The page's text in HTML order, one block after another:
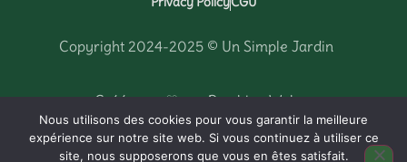
Copyright 2024-2025 © Un Simple Jardin
• Créé avec ♡ par Pershing Web •
Nous utilisons des cookies pour vous garantir la meilleure
expérience sur notre site web. Si vous continuez à utiliser ce
site, nous supposerons que vous en êtes satisfait.